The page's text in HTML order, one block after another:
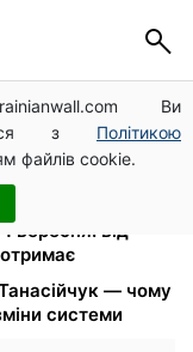
Ви
з Політикою
файлів cookie.
РНБО
порушення
вересня: від
— чому
системи